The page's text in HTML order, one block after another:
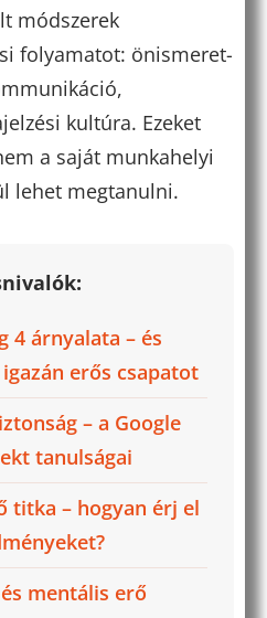
módszerek
folyamatot: önismeret-
kultúra. Ezeket
a saját munkahelyi
lehet megtanulni.
4 árnyalata – és
erős csapatot
– a Google
tanulságai
titka – hogyan érj el
mentális erő